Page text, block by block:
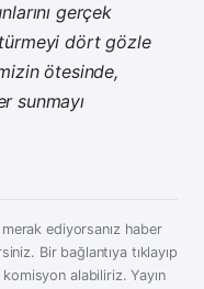
gerçek
dört gözle
ötesinde,
sunmayı
ediyorsanız haber
Bir bağlantıya tıklayıp
komisyon alabiliriz.Yayın